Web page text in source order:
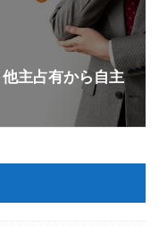
主占有から自主